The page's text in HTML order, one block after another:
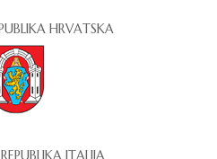
HRVATSKA
ITALIJA